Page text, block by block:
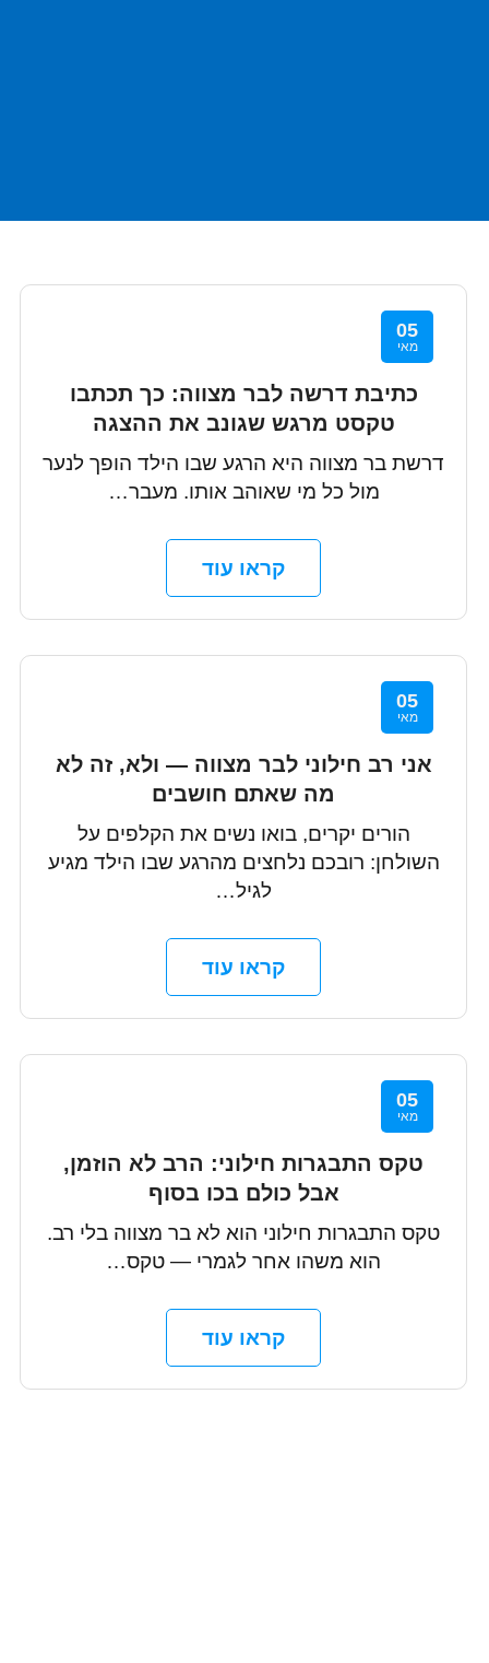
05
מאי
כתיבת דרשה לבר מצווה: כך תכתבו
טקסט מרגש שגונב את ההצגה
דרשת בר מצווה היא הרגע שבו הילד הופך לנער
מול כל מי שאוהב אותו. מעבר…
קראו עוד
05
מאי
אני רב חילוני לבר מצווה — ולא, זה לא
מה שאתם חושבים
הורים יקרים, בואו נשים את הקלפים על
השולחן: רובכם נלחצים מהרגע שבו הילד מגיע
לגיל…
קראו עוד
05
מאי
טקס התבגרות חילוני: הרב לא הוזמן,
אבל כולם בכו בסוף
טקס התבגרות חילוני הוא לא בר מצווה בלי רב.
הוא משהו אחר לגמרי — טקס…
קראו עוד